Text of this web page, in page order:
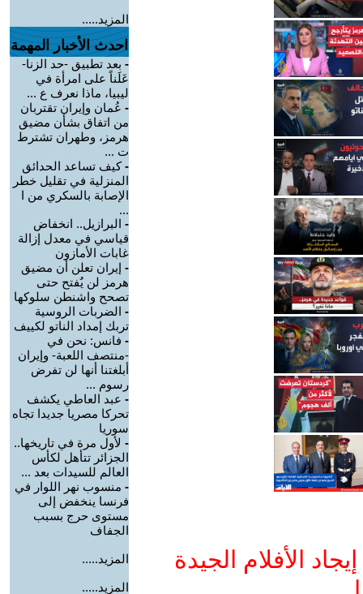
الأفلام الجيدة
المزيد.....
احدث الأخبار المهمة
- بعد تطبيق -حد الزنا-
عَلَناً على امرأة في
ليبيا، ماذا نعرف ع ...
- عُمان وإيران تقتربان
من اتفاق بشأن مضيق
هرمز، وطهران تشترط
ت ...
-كيف تساعد الحدائق
المنزلية في تقليل خطر
الإصابة بالسكري من ا
...
- البرازيل.. انخفاض
قياسي في معدل إزالة
غابات الأمازون
- إيران تعلن أن مضيق
هرمز لن يٌفتح حتى
تصحح واشنطن سلوكها
- الضربات الروسية
تربك إمداد الناتو لكييف
- فانس: نحن في
-منتصف اللعبة- وإيران
أبلغتنا أنها لن تفرض
رسوم ...
- عبد العاطي يكشف
تحركا مصريا جديدا تجاه
سوريا
- لأول مرة في تاريخها..
الجزائر تتأهل لكأس
العالم للسيدات بعد ...
- منسوب نهر اللوار في
فرنسا ينخفض إلى
مستوى حرج بسبب
الجفاف
المزيد.....
المزيد.....